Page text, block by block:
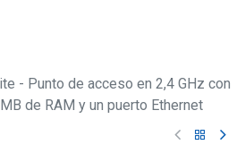
- Punto de acceso en 2,4 GHz con
de RAM y un puerto Ethernet